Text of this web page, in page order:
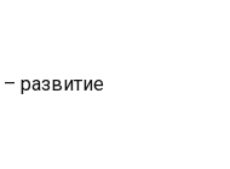
развитие